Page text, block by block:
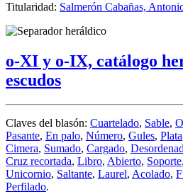
Titularidad: Salmerón Cabañas,
o-XI y o-IX, catálogo
escudos
Claves del blasón: Cuartelado, Sable,
Pasante, En palo, Número, Gules, Plata
Cimera, Sumado, Cargado,
Cruz recortada, Libro, Abierto, Soporte,
Unicornio, Saltante, Laurel, Acolado,
Perfilado.